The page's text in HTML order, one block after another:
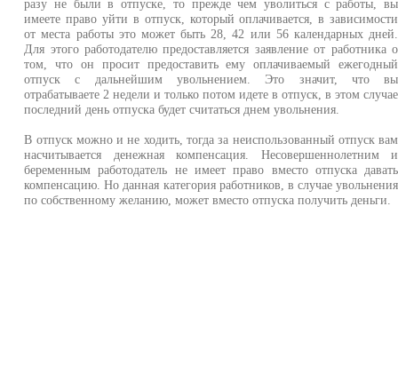
разу не были в отпуске, то прежде чем уволиться с работы, вы
имеете право уйти в отпуск, который оплачивается, в зависимости
от места работы это может быть 28, 42 или 56 календарных дней.
Для этого работодателю предоставляется заявление от работника о
том, что он просит предоставить ему оплачиваемый ежегодный
отпуск с дальнейшим увольнением. Это значит, что вы
отрабатываете 2 недели и только потом идете в отпуск, в этом случае
последний день отпуска будет считаться днем увольнения.
В отпуск можно и не ходить, тогда за неиспользованный отпуск вам
насчитывается денежная компенсация. Несовершеннолетним и
беременным работодатель не имеет право вместо отпуска давать
компенсацию. Но данная категория работников, в случае увольнения
по собственному желанию, может вместо отпуска получить деньги.